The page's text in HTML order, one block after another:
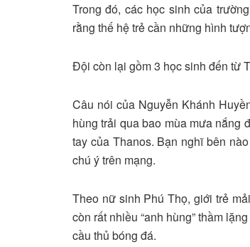
Trong đó, các học sinh của
rằng thế hệ trẻ cần những hình
Đội còn lại gồm 3 học sinh đến từ
Câu nói của Nguyễn Khánh
hùng trải qua bao mùa mưa nắng
tay của Thanos. Bạn nghĩ bên
chú ý trên mạng.
Theo nữ sinh Phú Thọ, giới trẻ
còn rất nhiều “anh hùng” thầm
cầu thủ bóng đá.